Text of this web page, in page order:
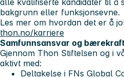
bakgrunn eller funksjonsevne.
Les mer om hvordan det er å
thon.no/karriere
Samfunnsansvar og bærekraft
Gjennom Thon Stiftelsen og i
aktivt med:
Deltakelse i FNs Global